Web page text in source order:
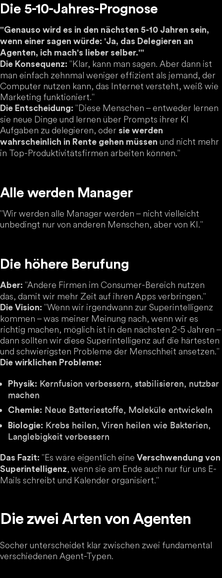
Die 5-10-Jahres-Prognose
"Genauso wird es in den nächsten 5-10 Jahren sein,
wenn einer sagen würde: 'Ja, das Delegieren an
Agenten, ich mach's lieber selber.'"
Die Konsequenz: "Klar, kann man sagen. Aber dann ist
man einfach zehnmal weniger effizient als jemand, der
Computer nutzen kann, das Internet versteht, weiß wie
Marketing funktioniert."
Die Entscheidung: "Diese Menschen – entweder lernen
sie neue Dinge und lernen über Prompts ihrer KI
Aufgaben zu delegieren, oder sie werden
wahrscheinlich in Rente gehen müssen und nicht mehr
in Top-Produktivitätsfirmen arbeiten können."
Alle werden Manager
"Wir werden alle Manager werden – nicht vielleicht
unbedingt nur von anderen Menschen, aber von KI."
Die höhere Berufung
Aber: "Andere Firmen im Consumer-Bereich nutzen
das, damit wir mehr Zeit auf ihren Apps verbringen."
Die Vision: "Wenn wir irgendwann zur Superintelligenz
kommen – was meiner Meinung nach, wenn wir es
richtig machen, möglich ist in den nächsten 2-5 Jahren –
dann sollten wir diese Superintelligenz auf die härtesten
und schwierigsten Probleme der Menschheit ansetzen."
Die wirklichen Probleme:
Physik: Kernfusion verbessern, stabilisieren, nutzbar
machen
Chemie: Neue Batteriestoffe, Moleküle entwickeln
Biologie: Krebs heilen, Viren heilen wie Bakterien,
Langlebigkeit verbessern
Das Fazit: "Es wäre eigentlich eine Verschwendung von
Superintelligenz, wenn sie am Ende auch nur für uns E-
Mails schreibt und Kalender organisiert."
Die zwei Arten von Agenten
Socher unterscheidet klar zwischen zwei fundamental
verschiedenen Agent-Typen.